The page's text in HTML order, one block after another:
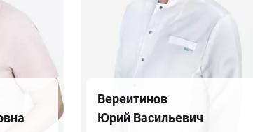
Вереитинов
Юрий Васильевич